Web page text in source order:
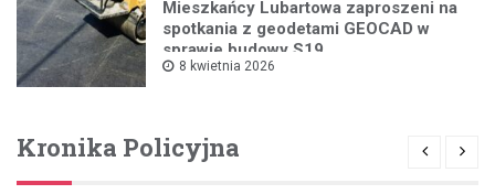
Mieszkańcy Lubartowa zaproszeni na
spotkania z geodetami GEOCAD w
sprawie budowy S19
8 kwietnia 2026
Kronika Policyjna